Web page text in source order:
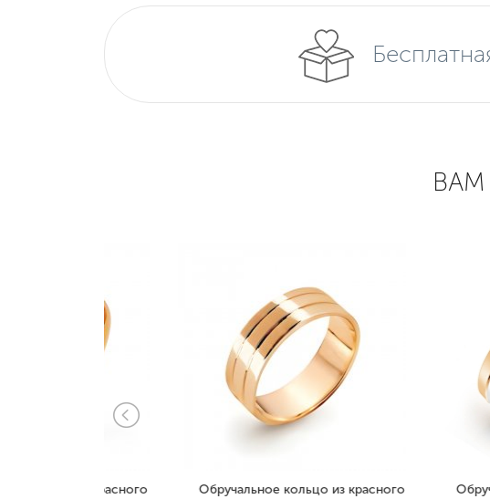
Обручальное кольцо из красного
Обручальное